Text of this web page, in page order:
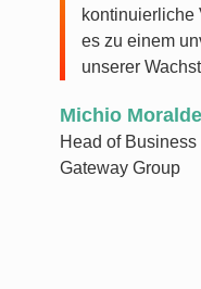
kontinuierliche
es zu einem
unserer
Michio Moralde
Head of
Gateway Group